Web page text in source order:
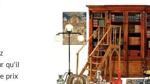
qu’il
prix